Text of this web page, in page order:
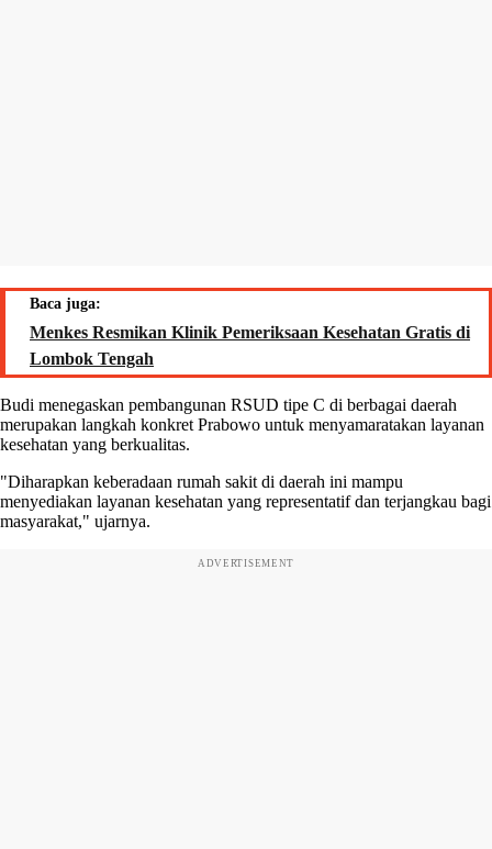
Baca juga:
Menkes Resmikan Klinik Pemeriksaan Kesehatan Gratis di
Lombok Tengah
Budi menegaskan pembangunan RSUD tipe C di berbagai daerah
merupakan langkah konkret Prabowo untuk menyamaratakan layanan
kesehatan yang berkualitas.
"Diharapkan keberadaan rumah sakit di daerah ini mampu
menyediakan layanan kesehatan yang representatif dan terjangkau bagi
masyarakat," ujarnya.
ADVERTISEMENT